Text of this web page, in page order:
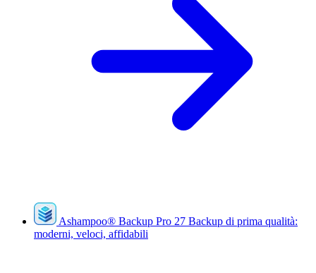
Ashampoo® Backup Pro 27 Backup di prima qualità:
moderni, veloci, affidabili